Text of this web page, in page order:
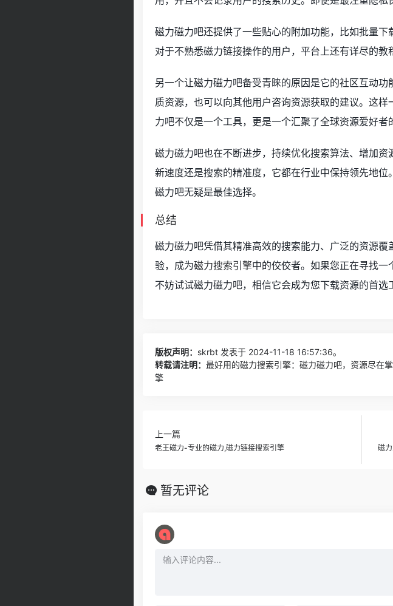
磁力磁力吧还提供了一些贴心的附加功能，比如批量下
对于不熟悉磁力链接操作的用户，平台上还有详尽的教
另一个让磁力磁力吧备受青睐的原因是它的社区互动
质资源，也可以向其他用户咨询资源获取的建议。这
力吧不仅是一个工具，更是一个汇聚了全球资源爱好者
磁力磁力吧也在不断进步，持续优化搜索算法、增加
新速度还是搜索的精准度，它都在行业中保持领先地
磁力吧无疑是最佳选择。
总结
磁力磁力吧凭借其精准高效的搜索能力、广泛的资源
验，成为磁力搜索引擎中的佼佼者。如果您正在寻找一
不妨试试磁力磁力吧，相信它会成为您下载资源的首选
版权声明： skrbt 发表于 2024-11-18 16:57:36。
转载请注明： 最好用的磁力搜索引擎：磁力磁力吧，资源尽在
擎
上一篇
老王磁力-专业的磁力,磁力链接搜索引擎 磁
暂无评论